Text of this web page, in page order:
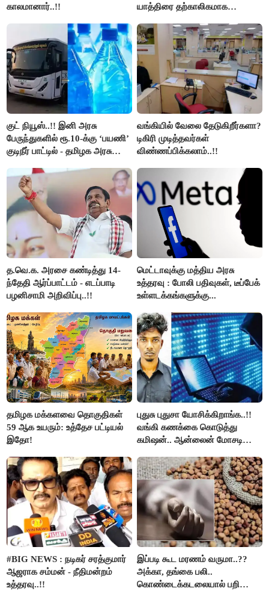
காலமானார்..!!
யாத்திரை தற்காலிகமாக
குட் நியூஸ்..!! இனி அரசு
பேருந்துகளில் ரூ.10-க்கு ‘பயணி’
குடிநீர் பாட்டில் - தமிழக அரசு
வங்கியில் வேலை தேடுகிறீர்களா?
டிகிரி முடித்தவர்கள்
விண்ணப்பிக்கலாம்..!!
த.வெ.க. அரசை கண்டித்து 14-
ந்தேதி ஆர்ப்பாட்டம் - எடப்பாடி
பழனிசாமி அறிவிப்பு..!!
மெட்டாவுக்கு மத்திய அரசு
உத்தரவு : போலி பதிவுகள், டீப்பேக்
உள்ளடக்கங்களுக்கு...
தமிழக மக்களவை தொகுதிகள்
59 ஆக உயரும்: உத்தேச பட்டியல்
இதோ!
புதுசு புதுசா யோசிக்கிறாங்க..!!
வங்கி கணக்கை கொடுத்து
கமிஷன்.. ஆன்லைன் மோசடி
கைது..!!
#BIG NEWS : நடிகர் சரத்குமார்
ஆஜராக சம்மன் - நீதிமன்றம்
உத்தரவு..!!
இப்படி கூட மரணம் வருமா..??
அக்கா, தங்கை பலி..
கொண்டைக்கடலையால் பறிபோன